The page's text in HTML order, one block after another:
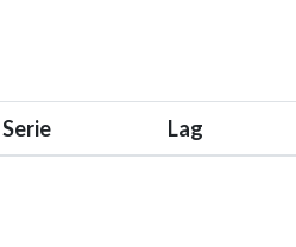
Serie Lag